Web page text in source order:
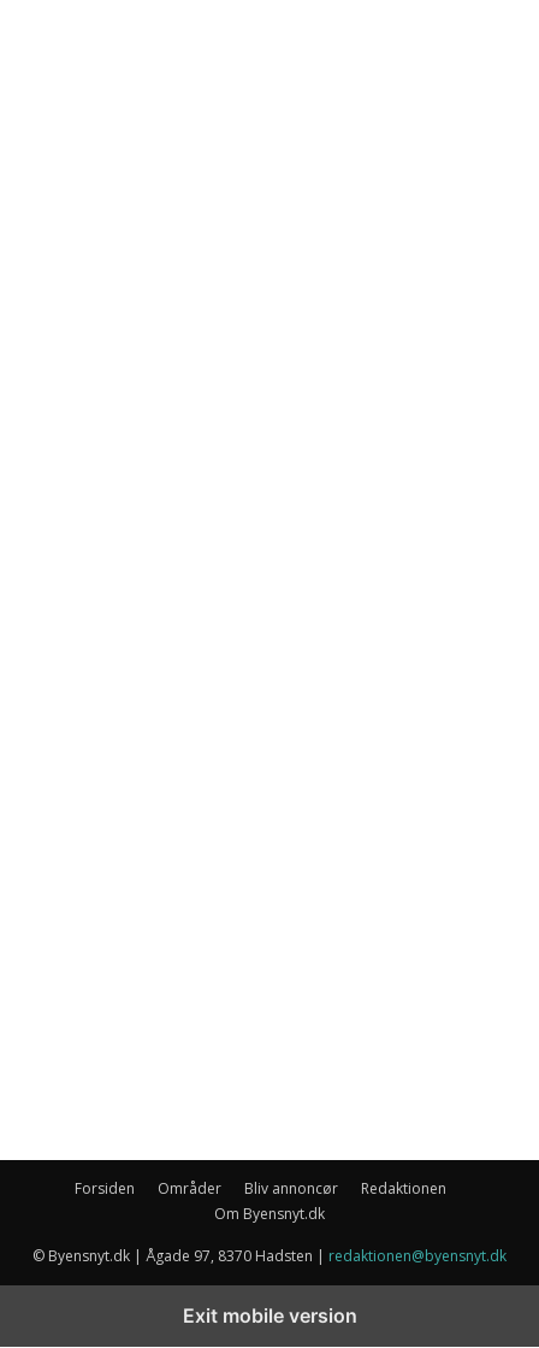
Forsiden Områder Bliv annoncør
Redaktionen
Om Byensnyt.dk
© Byensnyt.dk | Ågade 97, 8370 Hadsten | redaktionen@byensnyt.dk
Exit mobile version